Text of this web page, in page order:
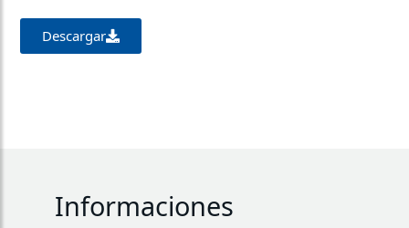
Descargar
Informaciones